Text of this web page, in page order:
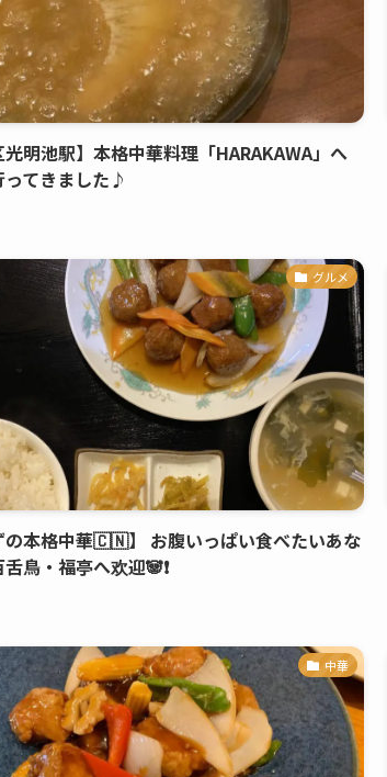
光明池駅】本格中華料理「HARAKAWA」へ
ってきました♪
グルメ
の本格中華🇨🇳】 お腹いっぱい食べたいあな
鳥・福亭へ欢迎🐼❗️
中華